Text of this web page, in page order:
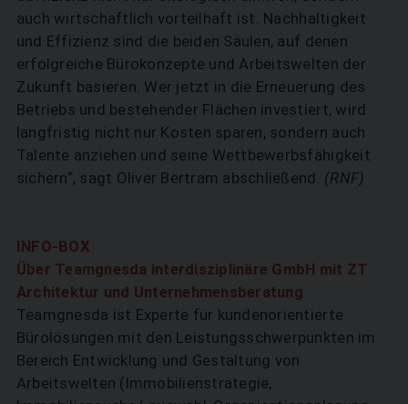
auch wirtschaftlich vorteilhaft ist. Nachhaltigkeit
und Effizienz sind die beiden Säulen, auf denen
erfolgreiche Bürokonzepte und Arbeitswelten der
Zukunft basieren. Wer jetzt in die Erneuerung des
Betriebs und bestehender Flächen investiert, wird
langfristig nicht nur Kosten sparen, sondern auch
Talente anziehen und ­seine Wettbewerbsfähigkeit
sichern“, sagt Oliver Bertram abschließend. (RNF)
INFO-BOX
Über Teamgnesda interdisziplinäre GmbH mit ZT
Architektur und Unternehmensberatung
Teamgnesda ist Experte für kundenorientierte
Bürolösungen mit den Leistungsschwerpunkten im
Bereich Entwicklung und Gestaltung von
Arbeitswelten (Immobilienstrategie,